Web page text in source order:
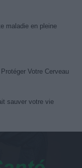
maladie en pleine
Votre Cerveau
sauver votre vie